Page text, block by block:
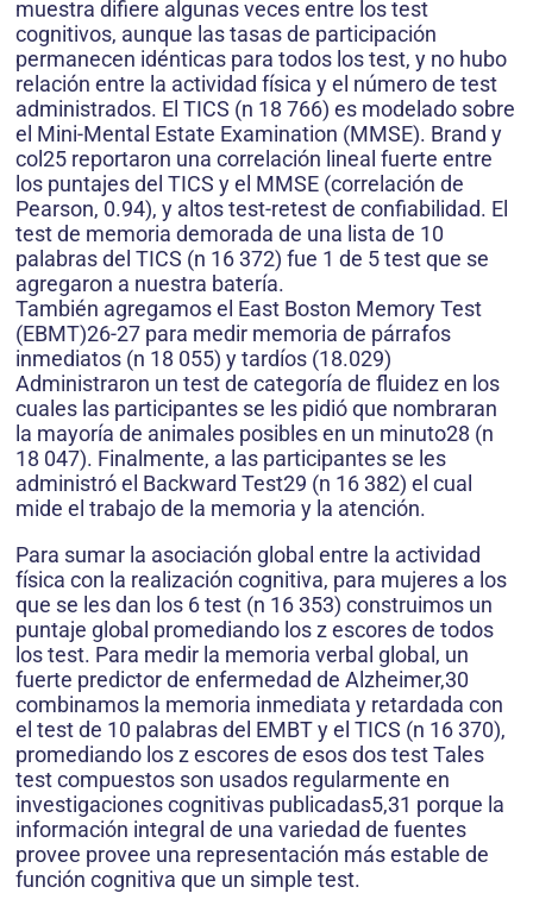
muestra difiere algunas veces entre los test
cognitivos, aunque las tasas de participación
permanecen idénticas para todos los test, y no hubo
relación entre la actividad física y el número de test
administrados. El TICS (n 18 766) es modelado sobre
el Mini-Mental Estate Examination (MMSE). Brand y
col25 reportaron una correlación lineal fuerte entre
los puntajes del TICS y el MMSE (correlación de
Pearson, 0.94), y altos test-retest de confiabilidad. El
test de memoria demorada de una lista de 10
palabras del TICS (n 16 372) fue 1 de 5 test que se
agregaron a nuestra batería.
También agregamos el East Boston Memory Test
(EBMT)26-27 para medir memoria de párrafos
inmediatos (n 18 055) y tardíos (18.029)
Administraron un test de categoría de fluidez en los
cuales las participantes se les pidió que nombraran
la mayoría de animales posibles en un minuto28 (n
18 047). Finalmente, a las participantes se les
administró el Backward Test29 (n 16 382) el cual
mide el trabajo de la memoria y la atención.
Para sumar la asociación global entre la actividad
física con la realización cognitiva, para mujeres a los
que se les dan los 6 test (n 16 353) construimos un
puntaje global promediando los z escores de todos
los test. Para medir la memoria verbal global, un
fuerte predictor de enfermedad de Alzheimer,30
combinamos la memoria inmediata y retardada con
el test de 10 palabras del EMBT y el TICS (n 16 370),
promediando los z escores de esos dos test Tales
test compuestos son usados regularmente en
investigaciones cognitivas publicadas5,31 porque la
información integral de una variedad de fuentes
provee provee una representación más estable de
función cognitiva que un simple test.